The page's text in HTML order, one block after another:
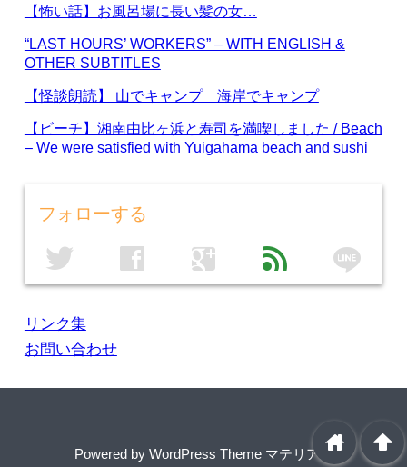
【怖い話】お風呂場に長い髪の女…
“LAST HOURS’ WORKERS” – WITH ENGLISH &
OTHER SUBTITLES
【怪談朗読】 山でキャンプ 海岸でキャンプ
【ビーチ】湘南由比ヶ浜と寿司を満喫しました / Beach
– We were satisfied with Yuigahama beach and sushi
フォローする
twitter facebook google feed line
リンク集
お問い合わせ
Powered by WordPress Theme マテリアル arrowup
home